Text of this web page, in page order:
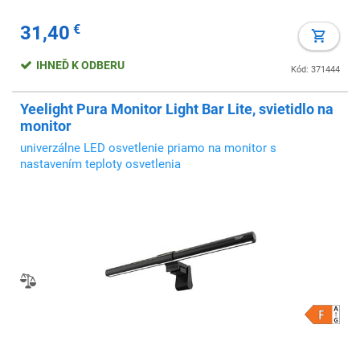
31,40 €
Kód: 371444
IHNEĎ K ODBERU
Yeelight Pura Monitor Light Bar Lite, svietidlo na
monitor
univerzálne LED osvetlenie priamo na monitor s
nastavením teploty osvetlenia